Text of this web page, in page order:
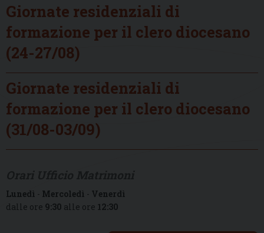
Giornate residenziali di
formazione per il clero diocesano
(24-27/08)
Giornate residenziali di
formazione per il clero diocesano
(31/08-03/09)
Lunedì - Mercoledì - Venerdì
dalle ore 9:30 alle ore 12:30